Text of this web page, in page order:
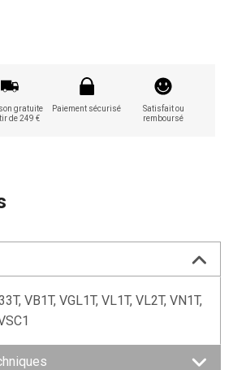
gratuite
de 249 €
Paiement sécurisé
Satisfait ou
remboursé
VB1T, VGL1T, VL1T, VL2T, VN1T,